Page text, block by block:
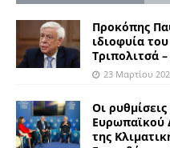
Προκόπης
ιδιοφυία
Τριπολιτσά
23 Μαρτίου
Οι
Ευρωπαϊκού
της